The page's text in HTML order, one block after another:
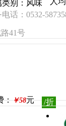
类别：风味
电话：0532-
41号
：￥58元
/折